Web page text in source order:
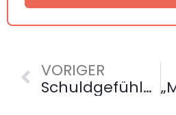
VORIGER
Schuldgefühle bei der Pflege der Eltern: Wie Sie emotional damit umgehen